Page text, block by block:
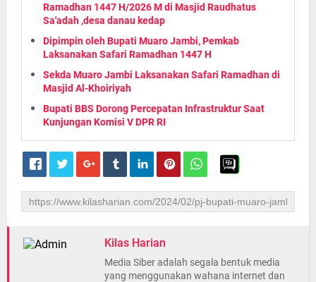
Ramadhan 1447 H/2026 M di Masjid Raudhatus
Sa'adah ,desa danau kedap
Dipimpin oleh Bupati Muaro Jambi, Pemkab
Laksanakan Safari Ramadhan 1447 H
Sekda Muaro Jambi Laksanakan Safari Ramadhan di
Masjid Al-Khoiriyah
Bupati BBS Dorong Percepatan Infrastruktur Saat
Kunjungan Komisi V DPR RI
Kilas Harian
Media Siber adalah segala bentuk media
yang menggunakan wahana internet dan